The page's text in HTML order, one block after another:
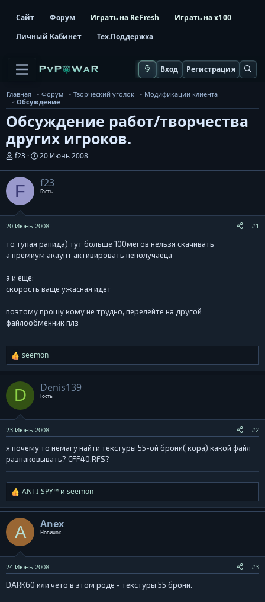
Сайт Форум Играть на ReFresh
Играть на x100
Личный Кабинет
Тех.Поддержка
Вход Регистрация
Главная Форум Творческий уголок
Модификации клиента
Обсуждение
Обсуждение работ/творчества
других игроков.
А
т
о
р
т
е
м
ы
f23
Д
т
а
н
а
л
а
20 Июнь 2008
F f23
Гость
20 Июнь 2008 #1
то тупая рапида) тут больше 100мегов нельзя скачивать
а премиум акаунт активировать неполучаеца
а и еще:
скорость ваще ужасная идет
поэтому прошу кому не трудно, перелейте на другой
файлообменник плз
Р
е
а
и
:
seemon
D Denis139
Гость
23 Июнь 2008 #2
я почему то немагу найти текстуры 55-ой брони( кора) какой файл
разпаковывать? CFF40.RFS?
Р
е
а
и
:
ANTI-SPY™ и seemon
A Anex
Новичок
24 Июнь 2008 #3
DARK60 или чёто в этом роде - текстуры 55 брони.